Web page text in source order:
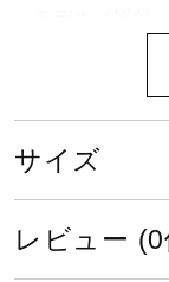
コラボ
セール
その他
トリブテックス
■布帛素材を使
■フラットスイ
※布帛素材を使
サイズ
レビュー